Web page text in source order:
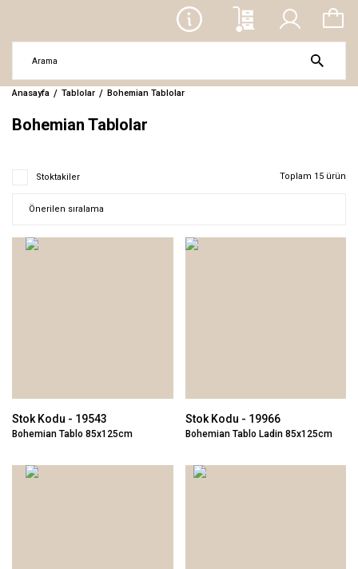
Anasayfa Tablolar Bohemian Tablolar
Bohemian Tablolar
Stoktakiler Toplam 15 ürün
Stok Kodu - 19543
Bohemian Tablo 85x125cm
Stok Kodu - 19966
Bohemian Tablo Ladin 85x125cm